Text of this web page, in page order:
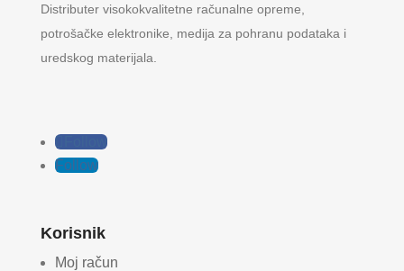
Distributer visokokvalitetne računalne opreme,
potrošačke elektronike, medija za pohranu podataka i
uredskog materijala.
Follow
Follow
Korisnik
Moj račun